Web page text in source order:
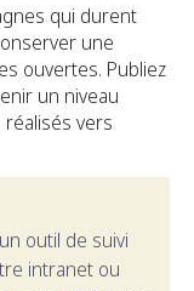
qui durent
une
ouvertes. Publiez
un niveau
vers
outil de suivi
intranet ou